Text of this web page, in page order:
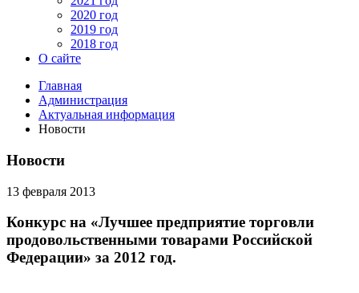
2020 год
2019 год
2018 год
О сайте
Главная
Администрация
Актуальная информация
Новости
Новости
13 февраля 2013
Конкурс на «Лучшее предприятие торговли
продовольственными товарами Российской
Федерации» за 2012 год.